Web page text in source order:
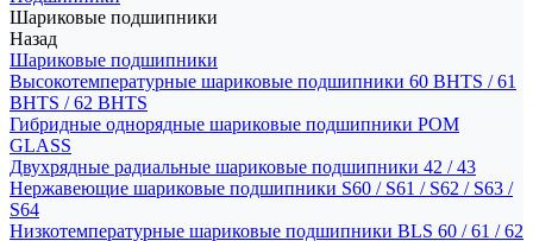
Шариковые подшипники
Назад
Шариковые подшипники
Высокотемпературные шариковые подшипники 60 BHTS / 61
BHTS / 62 BHTS
Гибридные однорядные шариковые подшипники POM
GLASS
Двухрядные радиальные шариковые подшипники 42 / 43
Нержавеющие шариковые подшипники S60 / S61 / S62 / S63 /
S64
Низкотемпературные шариковые подшипники BLS 60 / 61 / 62